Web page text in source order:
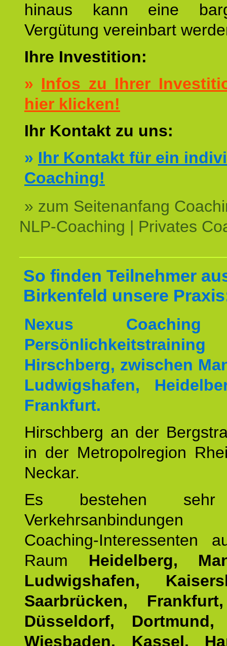
hinaus kann eine
Vergütung vereinbart
Ihre Investition:
» Infos zu Ihrer
hier klicken!
Ihr Kontakt zu uns:
» Ihr Kontakt für ein
Coaching!
» zum Seitenanfang
NLP-Coaching | Privates
So finden Teilnehmer
Birkenfeld unsere
Nexus
Hirschberg, zwischen
Ludwigshafen,
Frankfurt.
Hirschberg an der
in der Metropolregion
Neckar.
Es bestehen
Coaching-Interessenten
Raum Heidelberg,
Ludwigshafen,
Saarbrücken,
Düsseldorf, Dortmund,
Wiesbaden, Kassel,